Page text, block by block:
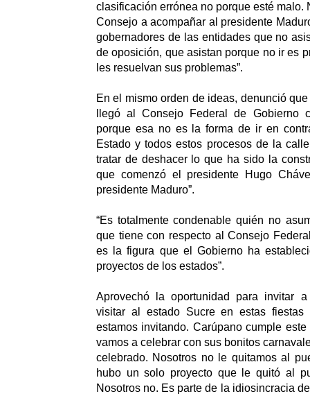
clasificación errónea no porque esté malo.
Consejo a acompañar al presidente
gobernadores de las entidades que no
de oposición, que asistan porque no ir es
les resuelvan sus problemas”.
En el mismo orden de ideas, denunció
llegó al Consejo Federal de Gobierno
porque esa no es la forma de ir en
Estado y todos estos procesos de la
tratar de deshacer lo que ha sido la
que comenzó el presidente Hugo
presidente Maduro”.
“Es totalmente condenable quién no
que tiene con respecto al Consejo
es la figura que el Gobierno ha
proyectos de los estados”.
Aprovechó la oportunidad para invitar
visitar al estado Sucre en estas fiestas
estamos invitando. Carúpano cumple
vamos a celebrar con sus bonitos
celebrado. Nosotros no le quitamos al
hubo un solo proyecto que le quitó al
Nosotros no. Es parte de la idiosincracia